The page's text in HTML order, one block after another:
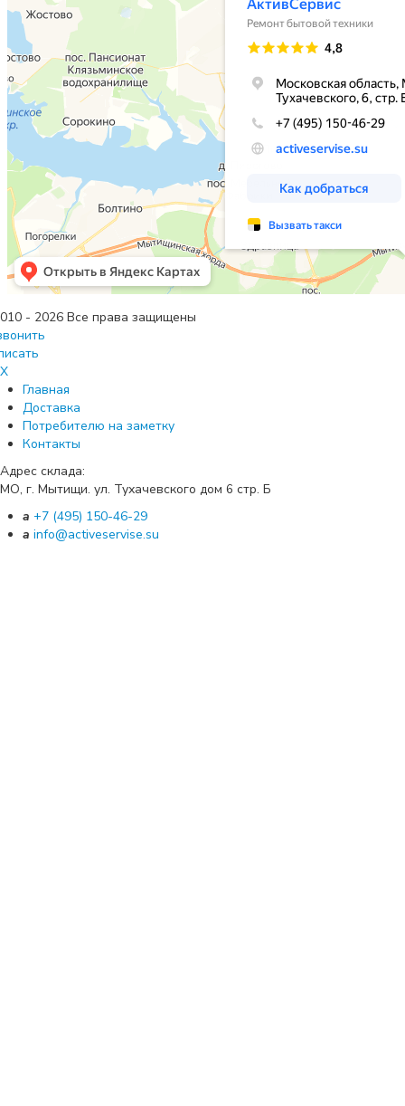
- 2026 Все права защищены
X
Главная
Доставка
Потребителю на заметку
Контакты
Адрес склада:
МО, г. Мытищи. ул. Тухачевского дом 6 стр. Б
a +7 (495) 150-46-29
a info@activeservise.su